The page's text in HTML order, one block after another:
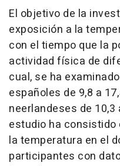
El objetivo de la
exposición a la
con el tiempo que la
actividad física de
cual, se ha
españoles de 9,8 a
neerlandeses de 10,3
estudio ha consistido
la temperatura en el
participantes con